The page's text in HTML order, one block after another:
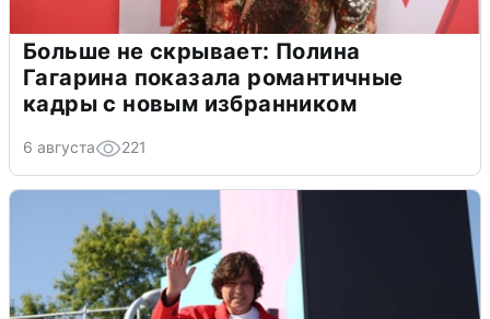
Больше не скрывает: Полина
Гагарина показала романтичные
кадры с новым избранником
6 августа 221